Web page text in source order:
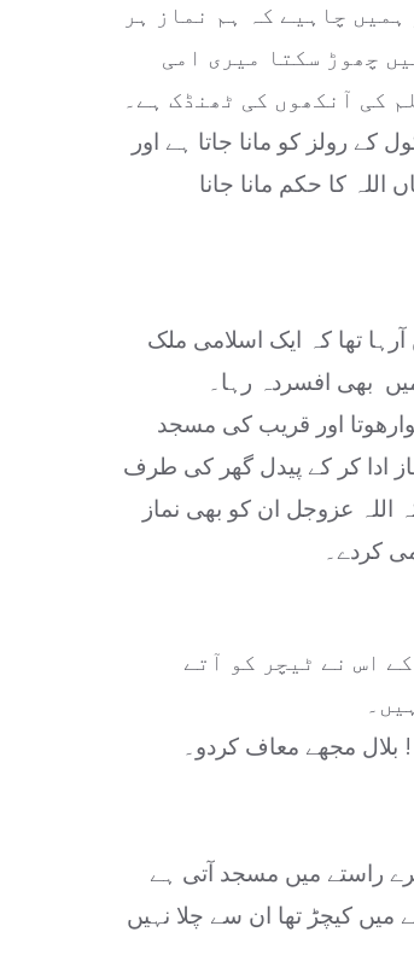
چاہیے کہ ہم نماز ہر
چھوڑ سکتا میری امی
کی آنکھوں کی ٹھنڈک ہے۔
رولز کو مانا جاتا ہے اور
کا حکم مانا جانا
تھا کہ ایک اسلامی ملک
بھی افسردہ رہا۔
اور قریب کی مسجد
ادا کر کے پیدل گھر کی طرف
اللہ عزوجل ان کو بھی نماز
کردے۔
اس نے ٹیچر کو آتے
مجھے معاف کردو۔
راستے میں مسجد آتی ہے
میں کیچڑ تھا ان سے چلا نہیں